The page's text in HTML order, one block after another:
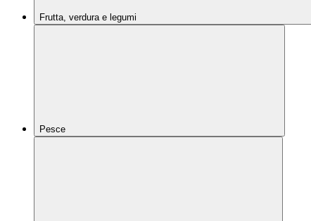
Frutta, verdura e legumi
Pesce